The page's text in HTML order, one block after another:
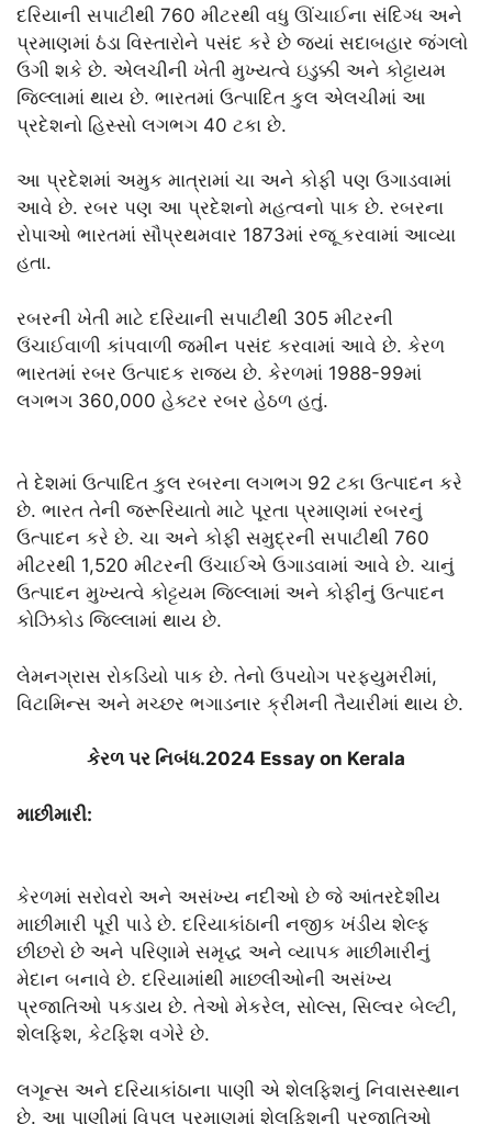
દરિયાની સપાટીથી 760 મીટરથી વધુ ઊંચાઈના સંદિગ્ધ અને
પ્રમાણમાં ઠંડા વિસ્તારોને પસંદ કરે છે જ્યાં સદાબહાર જંગલો
ઉગી શકે છે. એલચીની ખેતી મુખ્યત્વે ઇડુક્કી અને કોટ્ટાયમ
જિલ્લામાં થાય છે. ભારતમાં ઉત્પાદિત કુલ એલચીમાં આ
પ્રદેશનો હિસ્સો લગભગ 40 ટકા છે.
આ પ્રદેશમાં અમુક માત્રામાં ચા અને કોફી પણ ઉગાડવામાં
આવે છે. રબર પણ આ પ્રદેશનો મહત્વનો પાક છે. રબરના
રોપાઓ ભારતમાં સૌપ્રથમવાર 1873માં રજૂ કરવામાં આવ્યા
હતા.
રબરની ખેતી માટે દરિયાની સપાટીથી 305 મીટરની
ઉંચાઈવાળી કાંપવાળી જમીન પસંદ કરવામાં આવે છે. કેરળ
ભારતમાં રબર ઉત્પાદક રાજ્ય છે. કેરળમાં 1988-99માં
લગભગ 360,000 હેક્ટર રબર હેઠળ હતું.
તે દેશમાં ઉત્પાદિત કુલ રબરના લગભગ 92 ટકા ઉત્પાદન કરે
છે. ભારત તેની જરૂરિયાતો માટે પૂરતા પ્રમાણમાં રબરનું
ઉત્પાદન કરે છે. ચા અને કોફી સમુદ્રની સપાટીથી 760
મીટરથી 1,520 મીટરની ઉંચાઈએ ઉગાડવામાં આવે છે. ચાનું
ઉત્પાદન મુખ્યત્વે કોટ્ટયમ જિલ્લામાં અને કોફીનું ઉત્પાદન
કોઝિકોડ જિલ્લામાં થાય છે.
લેમનગ્રાસ રોકડિયો પાક છે. તેનો ઉપયોગ પરફ્યુમરીમાં,
વિટામિન્સ અને મચ્છર ભગાડનાર ક્રીમની તૈયારીમાં થાય છે.
કેરળ પર નિબંધ.2024 Essay on Kerala
માછીમારી:
કેરળમાં સરોવરો અને અસંખ્ય નદીઓ છે જે આંતરદેશીય
માછીમારી પૂરી પાડે છે. દરિયાકાંઠાની નજીક ખંડીય શેલ્ફ
છીછરો છે અને પરિણામે સમૃદ્ધ અને વ્યાપક માછીમારીનું
મેદાન બનાવે છે. દરિયામાંથી માછલીઓની અસંખ્ય
પ્રજાતિઓ પકડાય છે. તેઓ મેકરેલ, સોલ્સ, સિલ્વર બેલ્ટી,
શેલફિશ, કેટફિશ વગેરે છે.
લગૂન્સ અને દરિયાકાંઠાના પાણી એ શેલફિશનું નિવાસસ્થાન
છે. આ પાણીમાં વિપુલ પ્રમાણમાં શેલફિશની પ્રજાતિઓ